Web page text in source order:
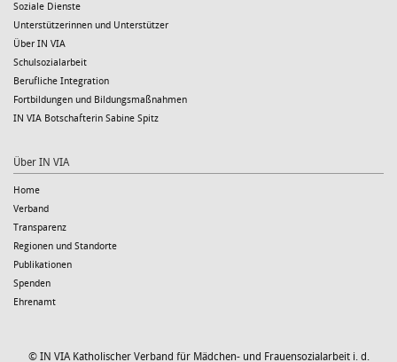
Soziale Dienste
Unterstützerinnen und Unterstützer
Über IN VIA
Schulsozialarbeit
Berufliche Integration
Fortbildungen und Bildungsmaßnahmen
IN VIA Botschafterin Sabine Spitz
Über IN VIA
Home
Verband
Transparenz
Regionen und Standorte
Publikationen
Spenden
Ehrenamt
© IN VIA Katholischer Verband für Mädchen- und Frauensozialarbeit i. d.